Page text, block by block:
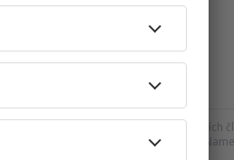
+3 hod v době zimního času
a návrhy v tomto článku a souvisejících
základ pro žádné nároky vůči